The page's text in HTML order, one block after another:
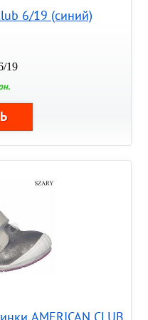
6/19 (синий)
19